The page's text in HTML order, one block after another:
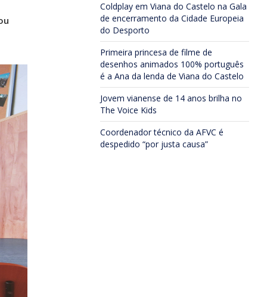
Coldplay em Viana do Castelo na Gala
de encerramento da Cidade Europeia
do Desporto
Primeira princesa de filme de
desenhos animados 100% português
é a Ana da lenda de Viana do Castelo
Jovem vianense de 14 anos brilha no
The Voice Kids
Coordenador técnico da AFVC é
despedido “por justa causa”